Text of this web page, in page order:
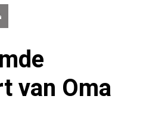
van Oma